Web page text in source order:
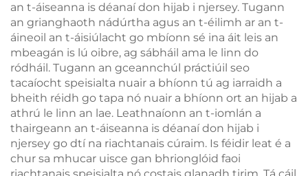
an t-áiseanna is déanaí don hijab i njersey. Tugann
an grianghaoth nádúrtha agus an t-éilimh ar an t-
áineoil an t-áisiúlacht go mbíonn sé ina áit leis an
mbeagán is lú oibre, ag sábháil ama le linn do
ródháil. Tugann an gceannchúl práctiúil seo
tacaíocht speisialta nuair a bhíonn tú ag iarraidh a
bheith réidh go tapa nó nuair a bhíonn ort an hijab a
athrú le linn an lae. Leathnaíonn an t-iomlán a
thairgeann an t-áiseanna is déanaí don hijab i
njersey go dtí na riachtanais cúraim. Is féidir leat é a
chur sa mhucar uisce gan bhrionglóid faoi